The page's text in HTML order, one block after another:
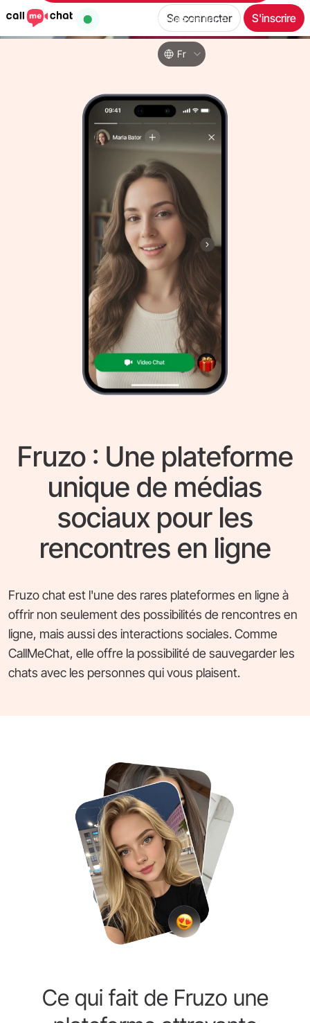
Fr
Se connecter S'inscrire
utilisateurs en ligne
Fruzo : Une plateforme
unique de médias
sociaux pour les
rencontres en ligne
Fruzo chat est l'une des rares plateformes en ligne à
offrir non seulement des possibilités de rencontres en
ligne, mais aussi des interactions sociales. Comme
CallMeChat, elle offre la possibilité de sauvegarder les
chats avec les personnes qui vous plaisent.
Ce qui fait de Fruzo une